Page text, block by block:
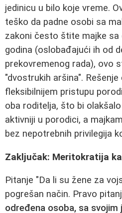
jedinicu u bilo koje vreme.
teško da padne osobi sa
zakoni često štite majke
godina (oslobađajući ih od
prekovremenog rada), ovo
"dvostrukih aršina".
fleksibilnijem pristupu
oba roditelja, što bi
aktivniji u porodici, a
bez nepotrebnih privilegija
Zaključak: Meritokratija
Pitanje "Da li su žene za
pogrešan način. Pravo
određena osoba, sa